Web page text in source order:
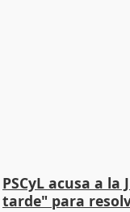
PSCyL acusa a
tarde" para